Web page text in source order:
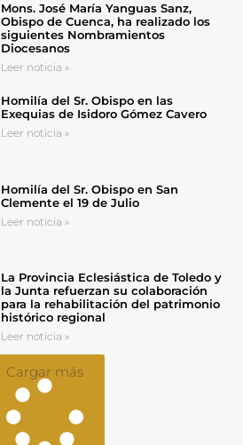
Mons. José María Yanguas Sanz,
Obispo de Cuenca, ha realizado los
siguientes Nombramientos
Diocesanos
Leer noticia »
Homilía del Sr. Obispo en las
Exequias de Isidoro Gómez Cavero
Leer noticia »
Homilía del Sr. Obispo en San
Clemente el 19 de Julio
Leer noticia »
La Provincia Eclesiástica de Toledo y
la Junta refuerzan su colaboración
para la rehabilitación del patrimonio
histórico regional
Leer noticia »
Cargar más